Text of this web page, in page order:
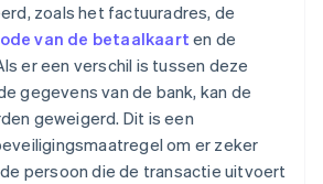
zoals het factuuradres, de
van de betaalkaart en de
er een verschil is tussen deze
gegevens van de bank, kan de
geweigerd. Dit is een
om er zeker
persoon die de transactie uitvoert